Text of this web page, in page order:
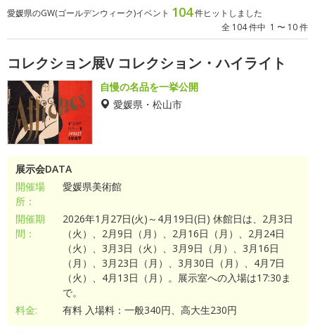
愛媛県のGW(ゴールデンウィーク)イベント 104件ヒットしました
全 104 件中 1 〜 10 件
コレクション展V コレクション・ハイライト
自慢の名品を一挙公開
愛媛県・松山市
展示会DATA
開催場
所：
愛媛県美術館
開催期
間：
2026年1月27日(火)～4月19日(日) 休館日は、2月3日
（火）、2月9日（月）、2月16日（月）、2月24日
（火）、3月3日（火）、3月9日（月）、3月16日
（月）、3月23日（月）、3月30日（月）、4月7日
（火）、4月13日（月）。展示室への入場は17:30ま
で。
料金:
有料 入場料：一般340円、高大生230円